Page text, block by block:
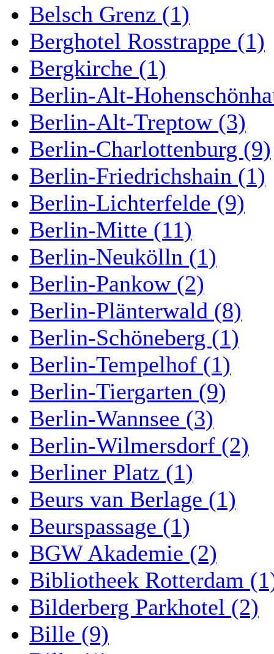
Belsch Grenz (1)
Berghotel Rosstrappe (1)
Bergkirche (1)
Berlin-Alt-
Berlin-Alt-Treptow (3)
Berlin-Charlottenburg (9)
Berlin-Friedrichshain (1)
Berlin-Lichterfelde (9)
Berlin-Mitte (11)
Berlin-Neukölln (1)
Berlin-Pankow (2)
Berlin-Plänterwald (8)
Berlin-Schöneberg (1)
Berlin-Tempelhof (1)
Berlin-Tiergarten (9)
Berlin-Wannsee (3)
Berlin-Wilmersdorf (2)
Berliner Platz (1)
Beurs van Berlage (1)
Beurspassage (1)
BGW Akademie (2)
Bibliotheek Rotterdam
Bilderberg Parkhotel (2)
Bille (9)